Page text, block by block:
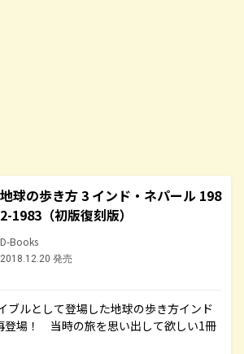
地球の歩き方 3 インド・ネパール 198
2-1983（初版復刻版）
D-Books
2018.12.20 発売
ブルとして登場した地球の歩き方インド
登場！ 当時の旅を思い出して欲しい1冊